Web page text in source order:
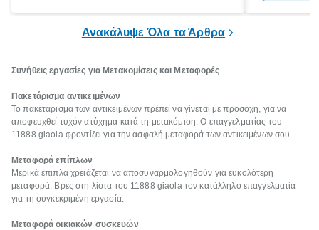
Ανακάλυψε Όλα τα Άρθρα
Συνήθεις εργασίες για Μετακομίσεις και Μεταφορές
Πακετάρισμα αντικειμένων
Το πακετάρισμα των αντικειμένων πρέπει να γίνεται με προσοχή, για να
αποφευχθεί τυχόν ατύχημα κατά τη μετακόμιση. Ο επαγγελματίας του
11888 giaola φροντίζει για την ασφαλή μεταφορά των αντικειμένων σου.
Μεταφορά επίπλων
Μερικά έπιπλα χρειάζεται να αποσυναρμολογηθούν για ευκολότερη
μεταφορά. Βρες στη λίστα του 11888 giaola τον κατάλληλο επαγγελματία
για τη συγκεκριμένη εργασία.
Μεταφορά οικιακών συσκευών